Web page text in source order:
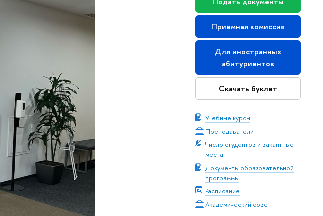
Приемная комиссия
Для иностранных
абитуриентов
Скачать буклет
Учебные курсы
Преподаватели
Число студентов и вакантные
места
Документы образовательной
программы
Расписание
Академический совет